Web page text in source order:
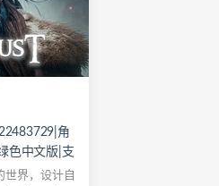
角
色中文版|支
世界，设计自